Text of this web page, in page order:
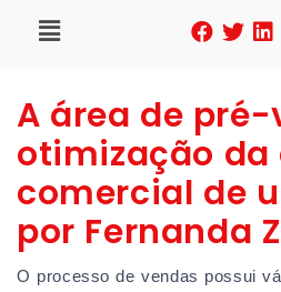
A área de
otimização
comercial de
por Fernanda
O processo de vendas possui